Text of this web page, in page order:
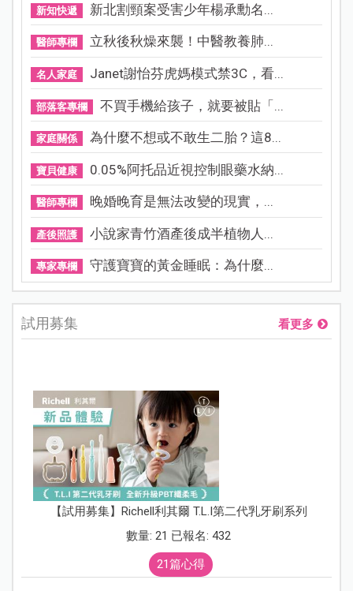
新知快遞 新北割頸案受害少年楊承勳名...
醫師專欄 立秋後秋燥來襲！中醫教養肺...
名人家庭 Janet謝怡芬虎媽模式禁3C，看...
部落客專欄 不買手機給孩子，就要被貼「...
家庭關係 為什麼不想或不敢生二胎？這8...
寶貝健康 0.05%阿托品近視控制眼藥水納...
醫師專欄 晚婚晚育是無法改變的現實，...
產後照護 小說家青竹酒產後成半植物人...
專家專欄 守護寶寶的黃金睡眠：為什麼...
試用募集 看更多
【試用募集】Richell利其爾 T.L.I第二代乳牙刷系列
數量: 21 已報名: 432
21篇心得